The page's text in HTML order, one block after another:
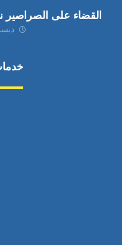
القضاء على الصراصير
ديسمبر